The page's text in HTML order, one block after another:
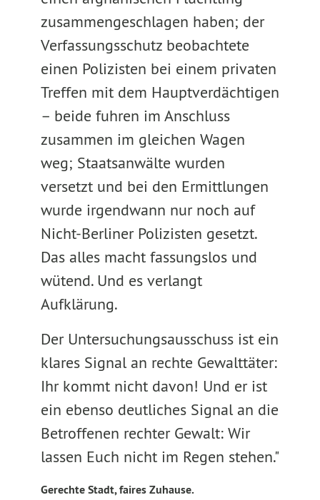
zusammengeschlagen haben; der
Verfassungsschutz beobachtete
einen Polizisten bei einem privaten
Treffen mit dem Hauptverdächtigen
– beide fuhren im Anschluss
zusammen im gleichen Wagen
weg; Staatsanwälte wurden
versetzt und bei den Ermittlungen
wurde irgendwann nur noch auf
Nicht-Berliner Polizisten gesetzt.
Das alles macht fassungslos und
wütend. Und es verlangt
Aufklärung.
Der Untersuchungsausschuss ist ein
klares Signal an rechte Gewalttäter:
Ihr kommt nicht davon! Und er ist
ein ebenso deutliches Signal an die
Betroffenen rechter Gewalt: Wir
lassen Euch nicht im Regen stehen."
Gerechte Stadt, faires Zuhause.